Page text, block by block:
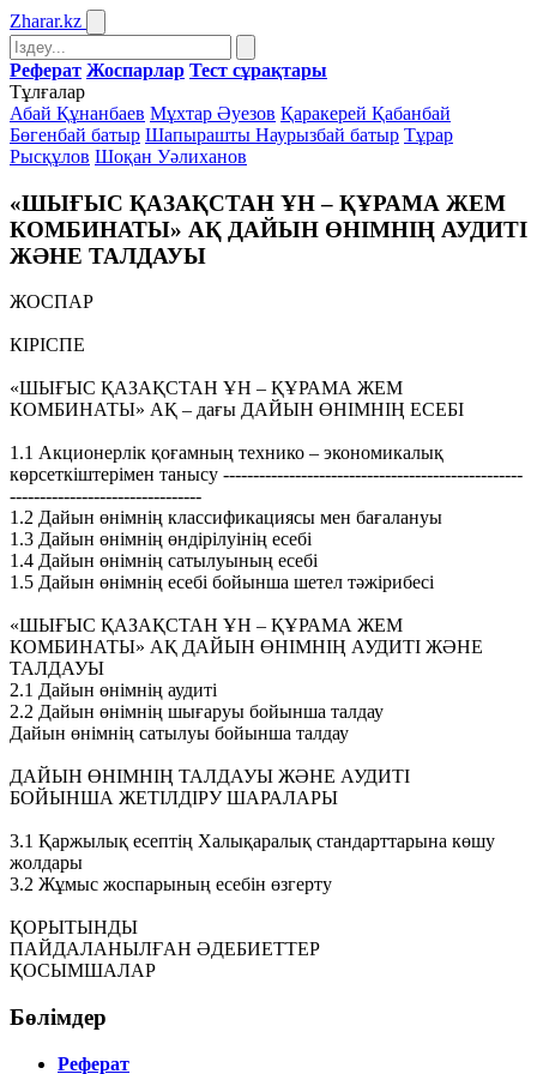
Zharar.kz
Реферат Жоспарлар Тест сұрақтары
Тұлғалар
Абай Құнанбаев Мұхтар Әуезов Қаракерей Қабанбай
Бөгенбай батыр Шапырашты Наурызбай батыр Тұрар
Рысқұлов Шоқан Уәлиханов
«ШЫҒЫС ҚАЗАҚСТАН ҰН – ҚҰРАМА ЖЕМ
КОМБИНАТЫ» АҚ ДАЙЫН ӨНІМНІҢ АУДИТІ
ЖӘНЕ ТАЛДАУЫ
ЖОСПАР
КІРІСПЕ
«ШЫҒЫС ҚАЗАҚСТАН ҰН – ҚҰРАМА ЖЕМ
КОМБИНАТЫ» АҚ – дағы ДАЙЫН ӨНІМНІҢ ЕСЕБІ
1.1 Акционерлік қоғамның технико – экономикалық
көрсеткіштерімен танысу --------------------------------------------------
--------------------------------
1.2 Дайын өнімнің классификациясы мен бағалануы
1.3 Дайын өнімнің өндірілуінің есебі
1.4 Дайын өнімнің сатылуының есебі
1.5 Дайын өнімнің есебі бойынша шетел тәжірибесі
«ШЫҒЫС ҚАЗАҚСТАН ҰН – ҚҰРАМА ЖЕМ
КОМБИНАТЫ» АҚ ДАЙЫН ӨНІМНІҢ АУДИТІ ЖӘНЕ
ТАЛДАУЫ
2.1 Дайын өнімнің аудиті
2.2 Дайын өнімнің шығаруы бойынша талдау
Дайын өнімнің сатылуы бойынша талдау
ДАЙЫН ӨНІМНІҢ ТАЛДАУЫ ЖӘНЕ АУДИТІ
БОЙЫНША ЖЕТІЛДІРУ ШАРАЛАРЫ
3.1 Қаржылық есептің Халықаралық стандарттарына көшу
жолдары
3.2 Жұмыс жоспарының есебін өзгерту
ҚОРЫТЫНДЫ
ПАЙДАЛАНЫЛҒАН ӘДЕБИЕТТЕР
ҚОСЫМШАЛАР
Бөлімдер
Реферат